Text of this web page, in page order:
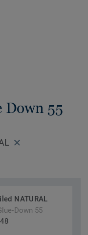
Down 55
NATURAL
Down 55